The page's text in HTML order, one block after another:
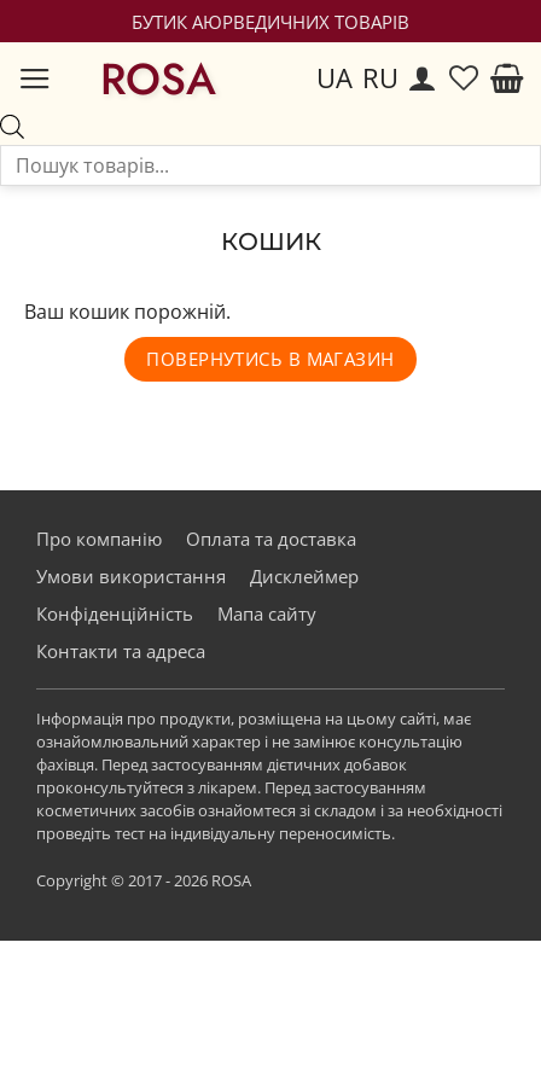
БУТИК АЮРВЕДИЧНИХ ТОВАРІВ
ROSA UA RU
КОШИК
Ваш кошик порожній.
ПОВЕРНУТИСЬ В МАГАЗИН
Про компанію
Оплата та доставка
Умови використання
Дисклеймер
Конфіденційність
Мапа сайту
Контакти та адреса
Інформація про продукти, розміщена на цьому сайті, має
ознайомлювальний характер і не замінює консультацію
фахівця. Перед застосуванням дієтичних добавок
проконсультуйтеся з лікарем. Перед застосуванням
косметичних засобів ознайомтеся зі складом і за необхідності
проведіть тест на індивідуальну переносимість.
Copyright © 2017 - 2026 ROSA